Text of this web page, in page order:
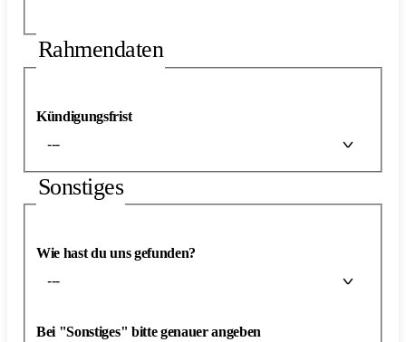
Rahmendaten
Kündigungsfrist
---
Sonstiges
Wie hast du uns gefunden?
---
Bei "Sonstiges" bitte genauer angeben